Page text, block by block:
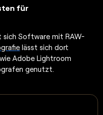
für
sich Software mit RAW-
lässt sich dort
Adobe Lightroom
genutzt.